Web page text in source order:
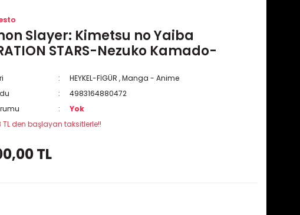
Slayer: Kimetsu no Yaiba
STARS-Nezuko Kamado-
HEYKEL-FİGÜR ,Manga - Anime
4983164880472
Yok
TL den başlayan taksitlerle!!
TL